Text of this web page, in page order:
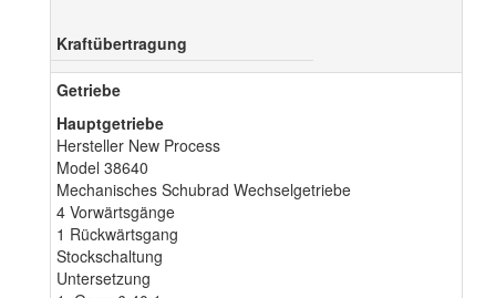
Kraftübertragung
Getriebe
Hauptgetriebe
Hersteller New Process
Model 38640
Mechanisches Schubrad Wechselgetriebe
4 Vorwärtsgänge
1 Rückwärtsgang
Stockschaltung
Untersetzung